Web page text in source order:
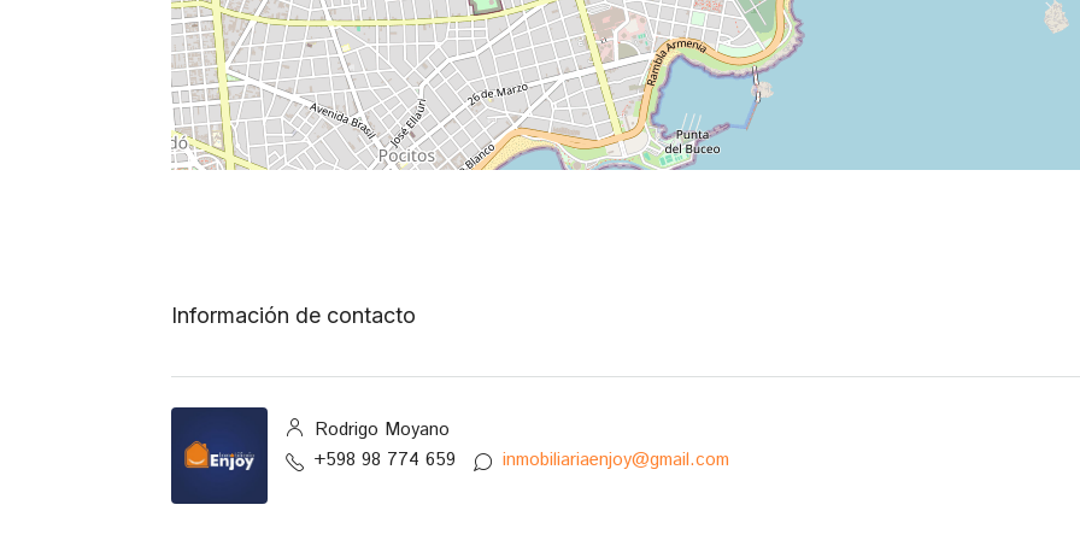
Información de contacto
Rodrigo Moyano
+598 98 774 659
inmobiliariaenjoy@gmail.com